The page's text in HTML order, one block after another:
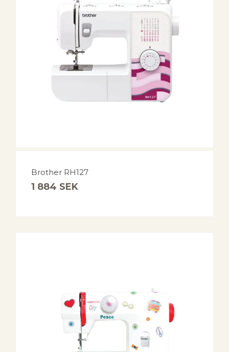
Brother RH127
1 884 SEK